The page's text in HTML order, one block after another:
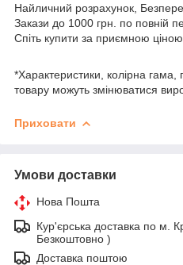
Найличний розрахунок,
Закази до 1000 грн. по повній
Спіть купити за приємною ціною.
*Характеристики, колірна гама,
товару можуть змінюватися
Приховати
Умови доставки
Нова Пошта
Кур'єрська доставка по м.
Безкоштовно )
Доставка поштою